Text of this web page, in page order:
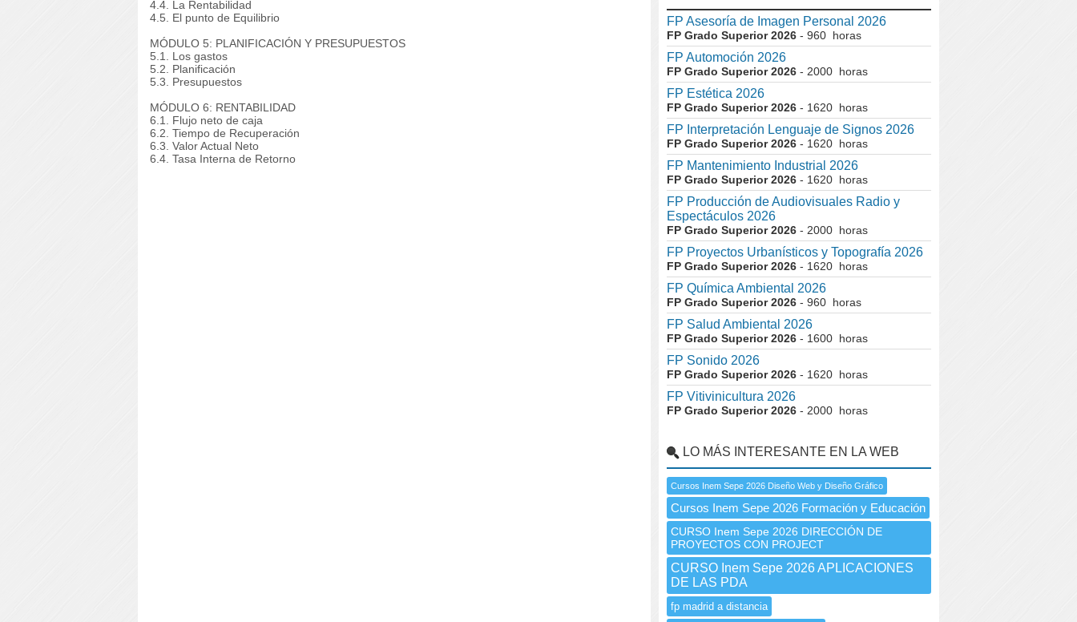
4.4. La Rentabilidad
4.5. El punto de Equilibrio
MÓDULO 5: PLANIFICACIÓN Y PRESUPUESTOS
5.1. Los gastos
5.2. Planificación
5.3. Presupuestos
MÓDULO 6: RENTABILIDAD
6.1. Flujo neto de caja
6.2. Tiempo de Recuperación
6.3. Valor Actual Neto
6.4. Tasa Interna de Retorno
FP Asesoría de Imagen Personal 2026
FP Grado Superior 2026 - 960 horas
FP Automoción 2026
FP Grado Superior 2026 - 2000 horas
FP Estética 2026
FP Grado Superior 2026 - 1620 horas
FP Interpretación Lenguaje de Signos 2026
FP Grado Superior 2026 - 1620 horas
FP Mantenimiento Industrial 2026
FP Grado Superior 2026 - 1620 horas
FP Producción de Audiovisuales Radio y
Espectáculos 2026
FP Grado Superior 2026 - 2000 horas
FP Proyectos Urbanísticos y Topografía 2026
FP Grado Superior 2026 - 1620 horas
FP Química Ambiental 2026
FP Grado Superior 2026 - 960 horas
FP Salud Ambiental 2026
FP Grado Superior 2026 - 1600 horas
FP Sonido 2026
FP Grado Superior 2026 - 1620 horas
FP Vitivinicultura 2026
FP Grado Superior 2026 - 2000 horas
LO MÁS INTERESANTE EN LA WEB
Cursos Inem Sepe 2026 Diseño Web y Diseño Gráfico
Cursos Inem Sepe 2026 Formación y Educación
CURSO Inem Sepe 2026 DIRECCIÓN DE
PROYECTOS CON PROJECT
CURSO Inem Sepe 2026 APLICACIONES
DE LAS PDA
fp madrid a distancia